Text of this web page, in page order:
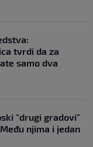
tvrdi da za
samo dva
"drugi gradovi"
njima i jedan